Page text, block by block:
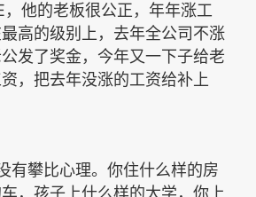
，他的老板很公正，年年涨工
高的级别上，去年全公司不涨
发了奖金，今年又一下子给老
，把去年没涨的工资给补上
有攀比心理。你住什么样的房